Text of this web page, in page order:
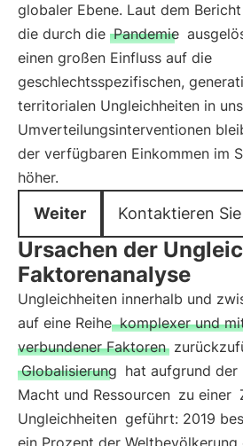
globaler Ebene. Laut dem
die durch die Pandemie
einen großen Einfluss auf die
geschlechtsspezifischen,
territorialen Ungleichheiten in
Umverteilungsinterventionen
der verfügbaren Einkommen im
höher.
Weiter Kontaktieren
Ursachen der
Faktorenanalyse
Ungleichheiten innerhalb und
auf eine Reihe komplexer und
verbundener Faktoren
Globalisierung hat aufgrund der
Macht und Ressourcen zu einer
Ungleichheiten geführt: 2019
ein Prozent der